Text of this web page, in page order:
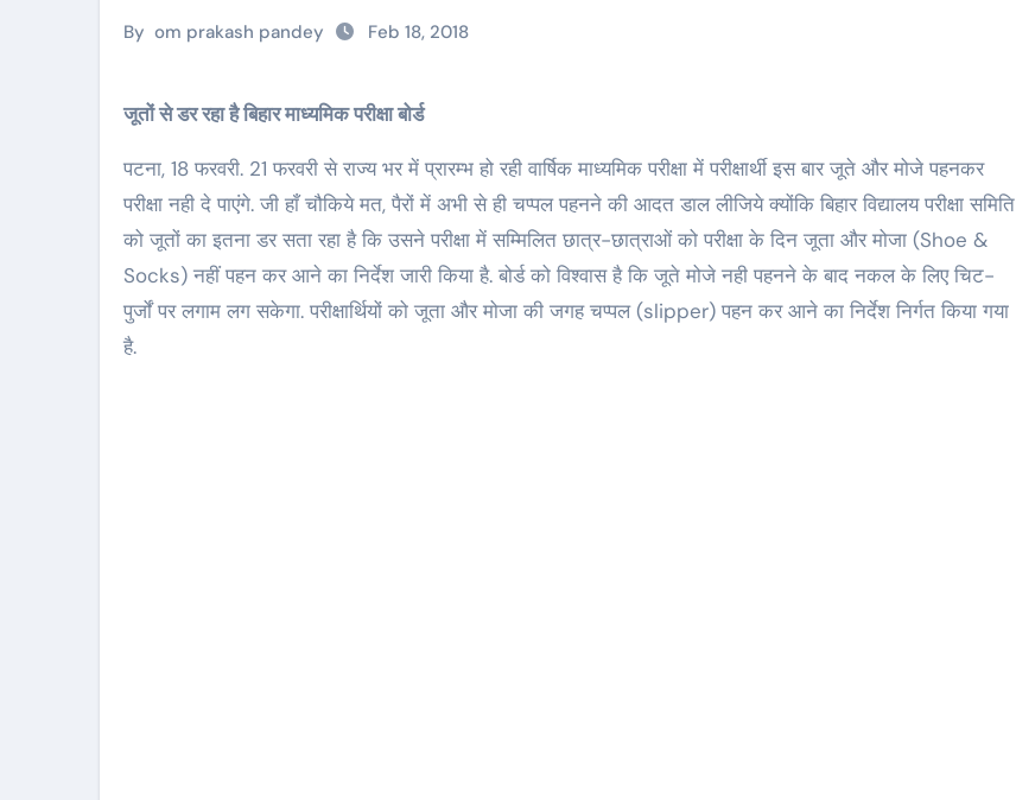
By om prakash pandey Feb 18, 2018
जूतों से डर रहा है बिहार माध्यमिक परीक्षा बोर्ड
पटना, 18 फरवरी. 21 फरवरी से राज्य भर में प्रारम्भ हो रही वार्षिक माध्यमिक परीक्षा में परीक्षार्थी इस बार जूते और मोजे पहनकर
परीक्षा नही दे पाएंगे. जी हाँ चौकिये मत, पैरों में अभी से ही चप्पल पहनने की आदत डाल लीजिये क्योंकि बिहार विद्यालय परीक्षा समिति
को जूतों का इतना डर सता रहा है कि उसने परीक्षा में सम्मिलित छात्र-छात्राओं को परीक्षा के दिन जूता और मोजा (Shoe &
Socks) नहीं पहन कर आने का निर्देश जारी किया है. बोर्ड को विश्वास है कि जूते मोजे नही पहनने के बाद नकल के लिए चिट-
पुर्जों पर लगाम लग सकेगा. परीक्षार्थियों को जूता और मोजा की जगह चप्पल (slipper) पहन कर आने का निर्देश निर्गत किया गया
है.